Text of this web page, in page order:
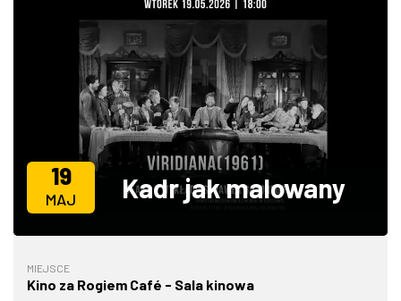
GASTRONOMIA
ZDJĘCIA
W RZESZOWIE
19
MAJ Kadr jak malowany
MIEJSCE
Kino za Rogiem Café - Sala kinowa